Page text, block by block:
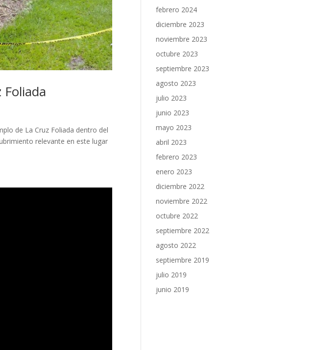
de La Cruz Foliada dentro del
relevante en este lugar
febrero 2024
diciembre 2023
noviembre 2023
octubre 2023
septiembre 2023
agosto 2023
julio 2023
junio 2023
mayo 2023
abril 2023
febrero 2023
enero 2023
diciembre 2022
noviembre 2022
octubre 2022
septiembre 2022
agosto 2022
septiembre 2019
julio 2019
junio 2019